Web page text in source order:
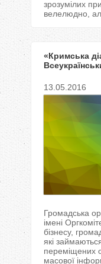
зрозумілих
велелюдно,
«Кримська
13.05.2016
Громадська
імені
бізнесу,
які
переміщених
масової